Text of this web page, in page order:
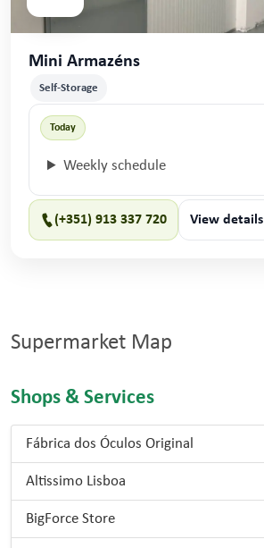
Mini Armazéns
Self-Storage
Today
Weekly schedule
(+351) 913 337 720 View details
Supermarket Map
Shops & Services
Fábrica dos Óculos Original
Altissimo Lisboa
BigForce Store